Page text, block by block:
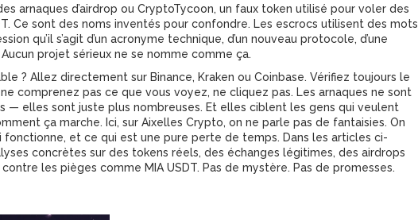
arnaques d’airdrop ou CryptoTycoon, un faux token utilisé pour voler des
Ce sont des noms inventés pour confondre. Les escrocs utilisent des mots
qu’il s’agit d’un acronyme technique, d’un nouveau protocole, d’une
projet sérieux ne se nomme comme ça.
? Allez directement sur Binance, Kraken ou Coinbase. Vérifiez toujours le
comprenez pas ce que vous voyez, ne cliquez pas. Les arnaques ne sont
— elles sont juste plus nombreuses. Et elles ciblent les gens qui veulent
ça marche. Ici, sur Aixelles Crypto, on ne parle pas de fantaisies. On
et ce qui est une pure perte de temps. Dans les articles ci-
concrètes sur des tokens réels, des échanges légitimes, des airdrops
les pièges comme MIA USDT. Pas de mystère. Pas de promesses.